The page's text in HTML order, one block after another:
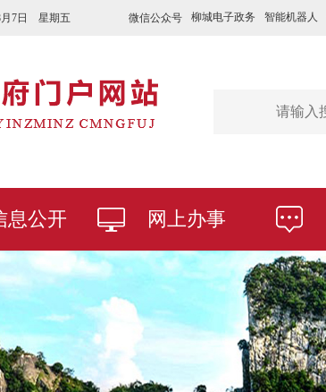
微信公众号 柳城电子政务 智能机器人
月7日 星期五
息公开 网上办事